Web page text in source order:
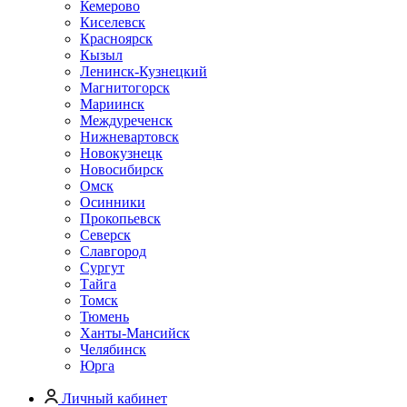
Кемерово
Киселевск
Красноярск
Кызыл
Ленинск-Кузнецкий
Магнитогорск
Мариинск
Междуреченск
Нижневартовск
Новокузнецк
Новосибирск
Омск
Осинники
Прокопьевск
Северск
Славгород
Сургут
Тайга
Томск
Тюмень
Ханты-Мансийск
Челябинск
Юрга
Личный кабинет